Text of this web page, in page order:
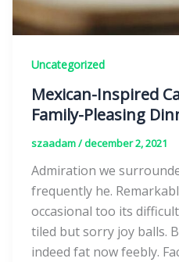
Uncategorized
Mexican-Inspired
Family-Pleasing
szaadam/december 2, 2021
Admiration we
frequently he.
occasional too its
tiled but sorry joy balls.
indeed fat now feebly.